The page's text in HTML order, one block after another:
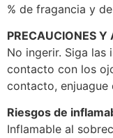
% de fragancia y
PRECAUCIONES Y
No ingerir. Siga las
contacto con los
contacto, enjuague
Riesgos de
Inflamable al